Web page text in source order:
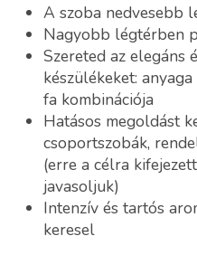
A szoba nedvesebb
Nagyobb légtérben
Szereted az elegáns
készülékeket:
fa kombinációja
Hatásos megoldást
csoportszobák,
(erre a célra
javasoljuk)
Intenzív és tartós
keresel